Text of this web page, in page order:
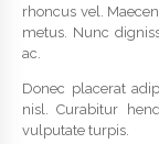
rhoncus vel.
metus. Nunc
ac.
Donec placerat
nisl. Curabitur
vulputate turpis.